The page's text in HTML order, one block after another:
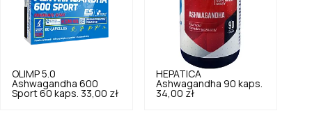
OLIMP 5.0
Ashwagandha 600
Sport 60 kaps. 33,00 zł
HEPATICA
Ashwagandha 90 kaps.
34,00 zł